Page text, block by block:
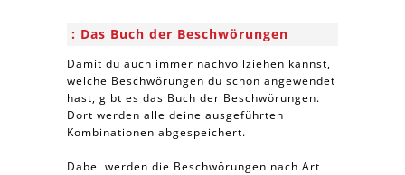
Das Buch der Beschwörungen
Damit du auch immer nachvollziehen kannst,
welche Beschwörungen du schon angewendet
hast, gibt es das Buch der Beschwörungen.
Dort werden alle deine ausgeführten
Kombinationen abgespeichert.
Dabei werden die Beschwörungen nach Art